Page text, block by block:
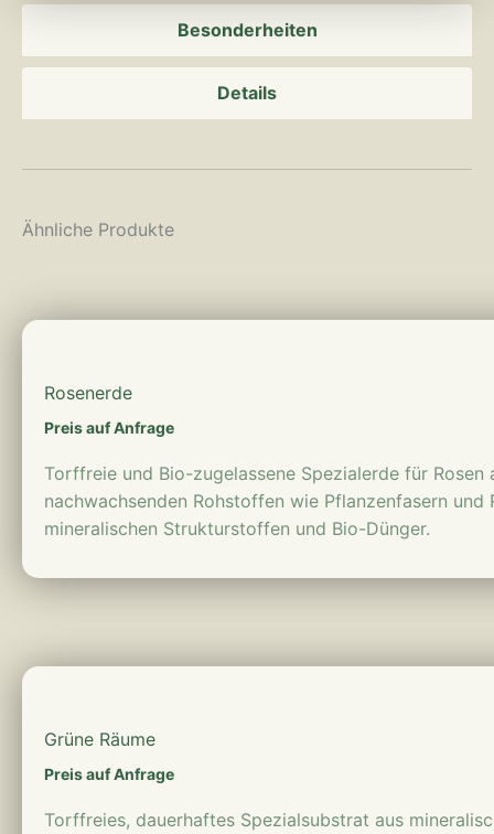
Besonderheiten
Details
Ähnliche Produkte
Rosenerde
Preis auf Anfrage
Torffreie und Bio-zugelassene Spezialerde für Rosen
nachwachsenden Rohstoffen wie Pflanzenfasern und
mineralischen Strukturstoffen und Bio-Dünger.
Grüne Räume
Preis auf Anfrage
Torffreies, dauerhaftes Spezialsubstrat aus